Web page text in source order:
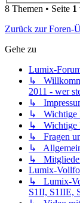
8 Themen • Seite 1
Zurück zur Foren-
Gehe zu
Lumix-
↳
2011 - wer
↳
↳ Wichtige
↳ Wichtige
↳ Fragen
↳
↳
Lumix-
↳ Lumix-
S1II, S1IIE,